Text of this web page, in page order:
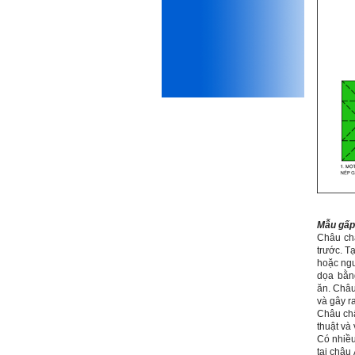
Một số việc phải làm ngay:
Mẫu
Châu
trước.
hoặc
dọa
ăn.
và gây
Châu
thuật và
Có
tại châu